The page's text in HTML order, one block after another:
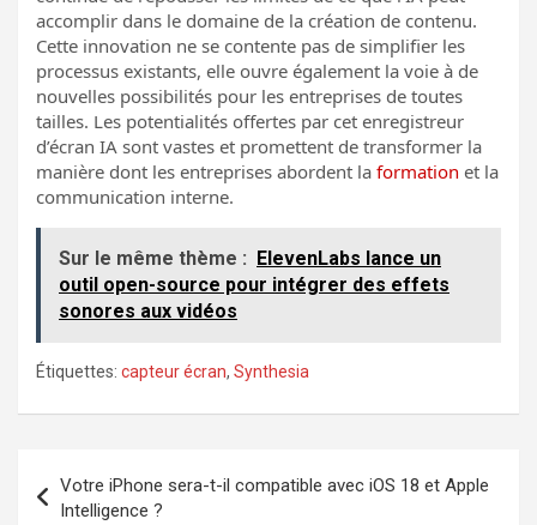
accomplir dans le domaine de la création de contenu.
Cette innovation ne se contente pas de simplifier les
processus existants, elle ouvre également la voie à de
nouvelles possibilités pour les entreprises de toutes
tailles. Les potentialités offertes par cet enregistreur
d’écran IA sont vastes et promettent de transformer la
manière dont les entreprises abordent la formation et la
communication interne.
Sur le même thème : ElevenLabs lance un
outil open-source pour intégrer des effets
sonores aux vidéos
Étiquettes: capteur écran, Synthesia
de
Votre iPhone sera-t-il compatible avec iOS 18 et Apple
Intelligence ?